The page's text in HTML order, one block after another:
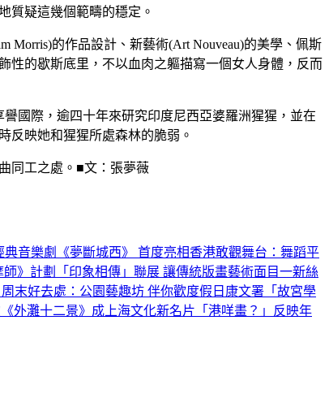
質疑這幾個範疇的穩定。
Morris)的作品設計、新藝術(Art Nouveau)的美學、佩斯
性的歇斯底里，不以血肉之軀描寫一個女人身體，反而
譽國際，逾四十年來研究印度尼西亞婆羅洲猩猩，並在
反映她和猩猩所處森林的脆弱。
同工之處。■文：張夢薇
典音樂劇《夢斷城西》 首度亮相香港敢觀舞台：舞蹈平
》計劃 「印象相傳」聯展 讓傳統版畫藝術面目一新絲
周末好去處：公園藝趣坊 伴你歡度假日 康文署「故宮學
《外灘十二景》成上海文化新名片 「港咩畫？」反映年